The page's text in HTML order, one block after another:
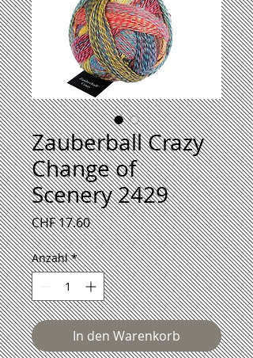
Zauberball Crazy
Change of
Scenery 2429
CHF 17.60Preis
Anzahl *
In den Warenkorb